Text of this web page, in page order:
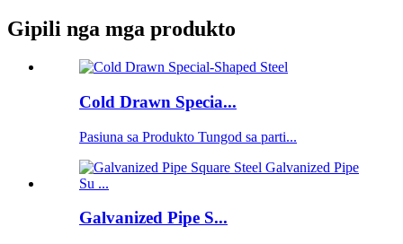
Gipili nga mga produkto
Cold Drawn Specia...
Pasiuna sa Produkto Tungod sa parti...
Galvanized Pipe S...